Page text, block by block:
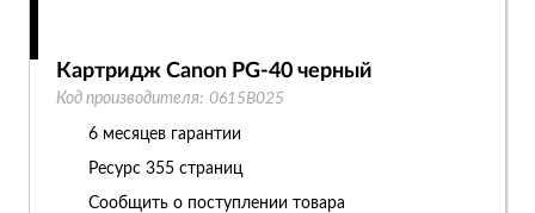
Картридж Canon PG-40 черный
Код производителя: 0615B025
6 месяцев гарантии
Ресурс 355 страниц
Сообщить о поступлении товара